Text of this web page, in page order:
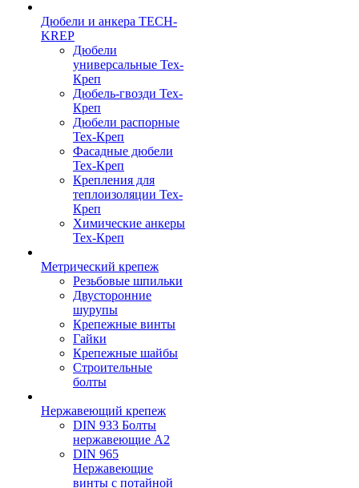
Дюбели и анкера TECH-
KREP
Дюбели
универсальные Тех-
Креп
Дюбель-гвозди Тех-
Креп
Дюбели распорные
Тех-Креп
Фасадные дюбели
Тех-Креп
Крепления для
теплоизоляции Тех-
Креп
Химические анкеры
Тех-Креп
Метрический крепеж
Резьбовые шпильки
Двусторонние
шурупы
Крепежные винты
Гайки
Крепежные шайбы
Строительные
болты
Нержавеющий крепеж
DIN 933 Болты
нержавеющие А2
DIN 965
Нержавеющие
винты с потайной